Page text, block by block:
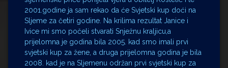
2001.godine ja sam rekao da će Svjetski kup doći na
Sljeme za četiri godine. Na krilima rezultat Janice i
Ivice mi smo počeli stvarati Snježnu kraljicu,a
prijelomna je godina bila 2005. kad smo imali prvi
svjetski kup za žene, a druga prijelomna godina je bila
2008. kad je na Sljemenu održan prvi svjetski kup za